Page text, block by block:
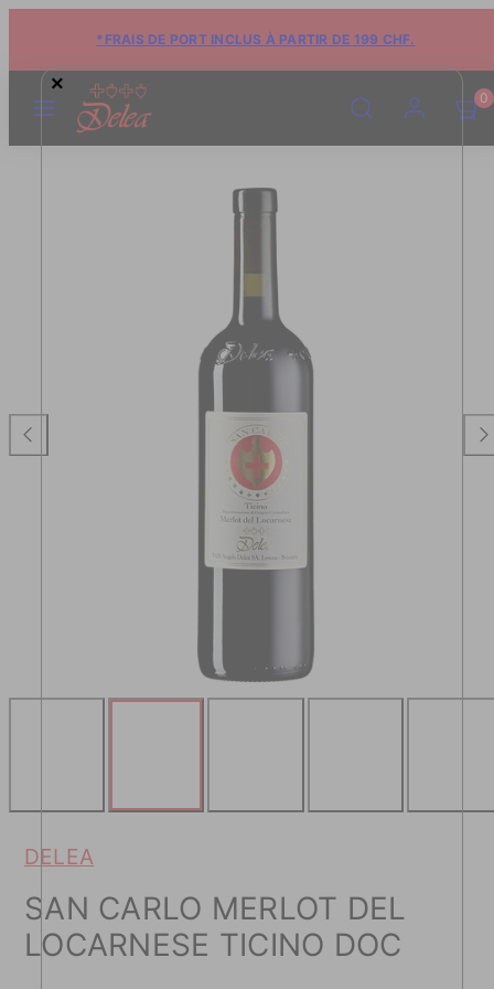
*FRAIS DE PORT INCLUS À PARTIR DE 199 CHF.
MENU RECHERCHE
COMPTEVOIR
LE
VOIR
LE
0
DELEA
SAN CARLO MERLOT DEL
LOCARNESE TICINO DOC
×